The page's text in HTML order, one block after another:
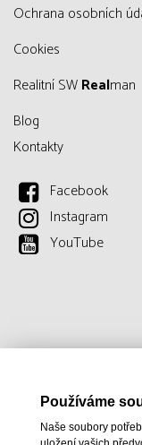
Ochrana osobních
Cookies
Realitní SWRealman
Blog
Kontakty
Facebook
Instagram
YouTube
Používáme
Naše soubory